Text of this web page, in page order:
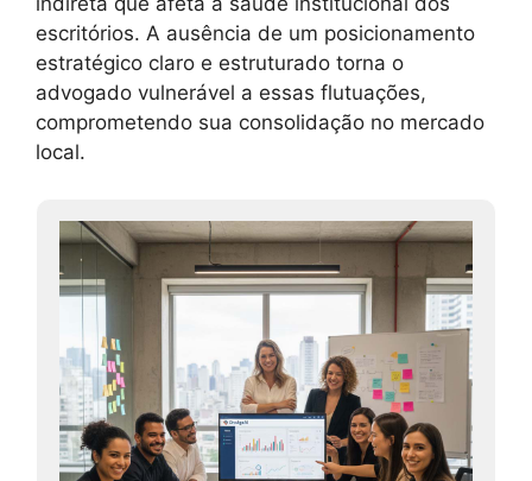
escritórios. A ausência de um posicionamento
estratégico claro e estruturado torna o
advogado vulnerável a essas flutuações,
comprometendo sua consolidação no mercado
local.